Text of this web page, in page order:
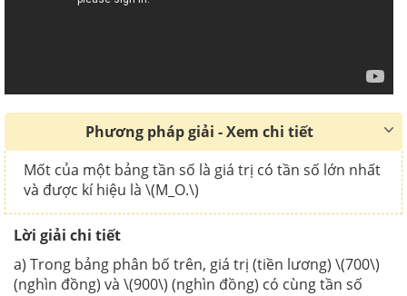
Phương pháp giải - Xem chi tiết
Mốt của một bảng tần số là giá trị có tần số lớn nhất
và được kí hiệu là \(M_O.\)
Lời giải chi tiết
a) Trong bảng phân bố trên, giá trị (tiền lương) \(700\)
(nghìn đồng) và \(900\) (nghìn đồng) có cùng tần số